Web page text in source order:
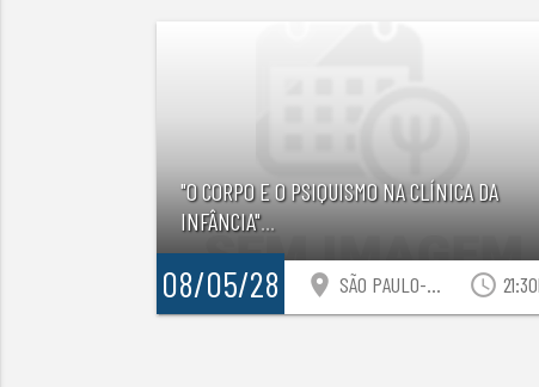
"O CORPO E O PSIQUISMO NA CLÍNICA DA
INFÂNCIA"...
08/05/28 location_on SÃO PAULO-SP access_time